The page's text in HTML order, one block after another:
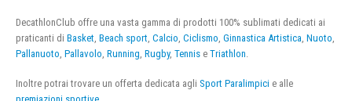
DecathlonClub offre una vasta gamma di prodotti 100% sublimati dedicati ai
praticanti di Basket, Beach sport, Calcio, Ciclismo, Ginnastica Artistica, Nuoto,
Pallanuoto, Pallavolo, Running, Rugby, Tennis e Triathlon.
Inoltre potrai trovare un offerta dedicata agli Sport Paralimpici e alle
premiazioni sportive